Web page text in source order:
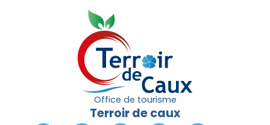
Office de tourisme
Terroir de caux